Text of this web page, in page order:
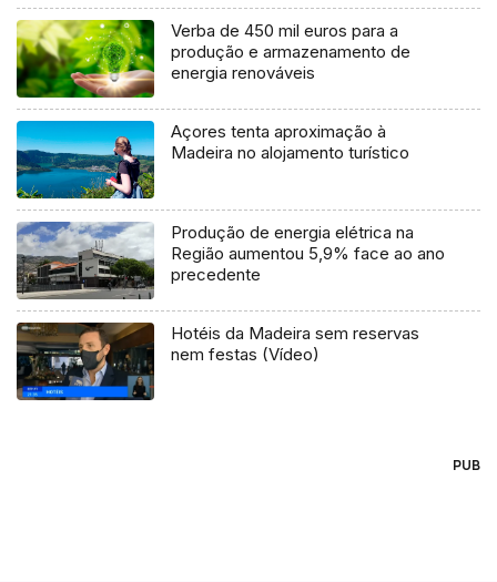
Verba de 450 mil euros para a
produção e armazenamento de
energia renováveis
Açores tenta aproximação à
Madeira no alojamento turístico
Produção de energia elétrica na
Região aumentou 5,9% face ao ano
precedente
Hotéis da Madeira sem reservas
nem festas (Vídeo)
PUB